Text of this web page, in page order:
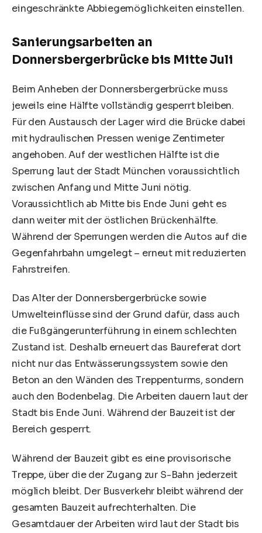
eingeschränkte Abbiegemöglichkeiten einstellen.
Sanierungsarbeiten an
Donnersbergerbrücke bis Mitte Juli
Beim Anheben der Donnersbergerbrücke muss
jeweils eine Hälfte vollständig gesperrt bleiben.
Für den Austausch der Lager wird die Brücke dabei
mit hydraulischen Pressen wenige Zentimeter
angehoben. Auf der westlichen Hälfte ist die
Sperrung laut der Stadt München voraussichtlich
zwischen Anfang und Mitte Juni nötig.
Voraussichtlich ab Mitte bis Ende Juni geht es
dann weiter mit der östlichen Brückenhälfte.
Während der Sperrungen werden die Autos auf die
Gegenfahrbahn umgelegt – erneut mit reduzierten
Fahrstreifen.
Das Alter der Donnersbergerbrücke sowie
Umwelteinflüsse sind der Grund dafür, dass auch
die Fußgängerunterführung in einem schlechten
Zustand ist. Deshalb erneuert das Baureferat dort
nicht nur das Entwässerungssystem sowie den
Beton an den Wänden des Treppenturms, sondern
auch den Bodenbelag. Die Arbeiten dauern laut der
Stadt bis Ende Juni. Während der Bauzeit ist der
Bereich gesperrt.
Während der Bauzeit gibt es eine provisorische
Treppe, über die der Zugang zur S-Bahn jederzeit
möglich bleibt. Der Busverkehr bleibt während der
gesamten Bauzeit aufrechterhalten. Die
Gesamtdauer der Arbeiten wird laut der Stadt bis